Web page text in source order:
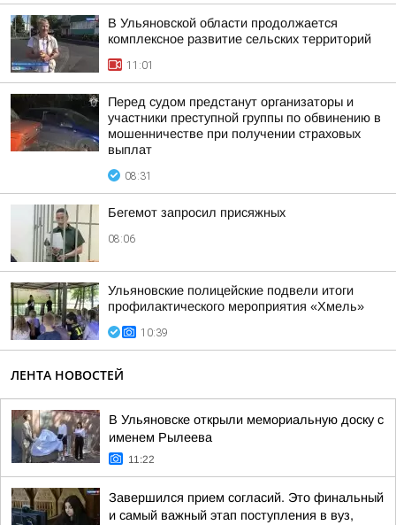
В Ульяновской области продолжается
комплексное развитие сельских территорий
11:01
Перед судом предстанут организаторы и
участники преступной группы по обвинению в
мошенничестве при получении страховых
выплат
08:31
Бегемот запросил присяжных
08:06
Ульяновские полицейские подвели итоги
профилактического мероприятия «Хмель»
10:39
ЛЕНТА НОВОСТЕЙ
В Ульяновске открыли мемориальную доску с
именем Рылеева
11:22
Завершился прием согласий. Это финальный
и самый важный этап поступления в вуз,